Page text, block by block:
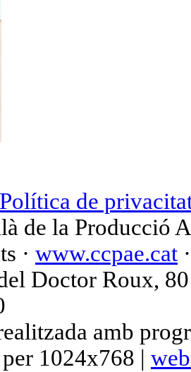
Política de
de la Producció
· www.ccpae.cat
Doctor Roux,
amb
1024x768 |